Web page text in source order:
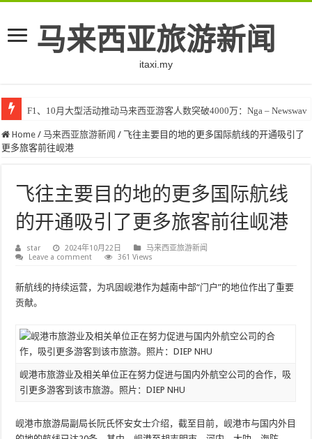
马来西亚旅游新闻
itaxi.my
F1、10月大型活动推动马来西亚游客人数突破4000万：Nga – Newswav
Home / 马来西亚旅游新闻 / 飞往主要目的地的更多国际航线的开通吸引了
更多旅客前往岘港
飞往主要目的地的更多国际航线
的开通吸引了更多旅客前往岘港
star 2024年10月22日
马来西亚旅游新闻
Leave a comment
361 Views
新航线的持续运营，为巩固岘港作为越南中部“门户”的地位作出了重要
贡献。
岘港市旅游业及相关单位正在努力促进与国内外航空公司的合作，吸
引更多游客到该市旅游。照片：DIEP NHU
岘港市旅游局副局长阮氏怀安女士介绍，截至目前，岘港市与国内外目